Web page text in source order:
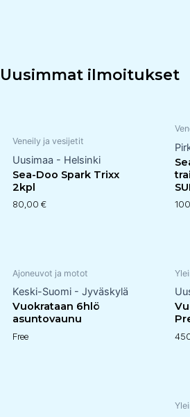
Uusimmat ilmoitukset
Veneily ja vesijetit
Uusimaa - Helsinki
Sea-Doo Spark Trixx
2kpl
80,00 €
Ajoneuvot ja motot
Keski-Suomi - Jyväskylä
Vuokrataan 6hlö
asuntovaunu
Free